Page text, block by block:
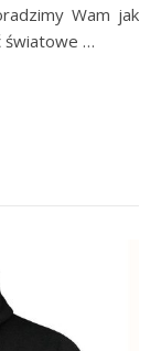
Wam jak
światowe …